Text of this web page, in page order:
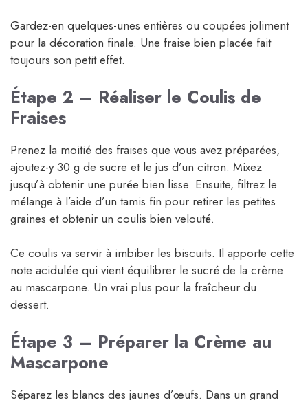
Gardez-en quelques-unes entières ou coupées joliment
pour la décoration finale. Une fraise bien placée fait
toujours son petit effet.
Étape 2 – Réaliser le Coulis de
Fraises
Prenez la moitié des fraises que vous avez préparées,
ajoutez-y 30 g de sucre et le jus d’un citron. Mixez
jusqu’à obtenir une purée bien lisse. Ensuite, filtrez le
mélange à l’aide d’un tamis fin pour retirer les petites
graines et obtenir un coulis bien velouté.
Ce coulis va servir à imbiber les biscuits. Il apporte cette
note acidulée qui vient équilibrer le sucré de la crème
au mascarpone. Un vrai plus pour la fraîcheur du
dessert.
Étape 3 – Préparer la Crème au
Mascarpone
Séparez les blancs des jaunes d’œufs. Dans un grand